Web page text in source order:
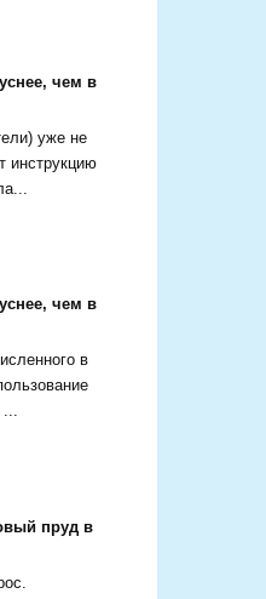
чем в
уже не
инструкцию
чем в
в
...
пруд в